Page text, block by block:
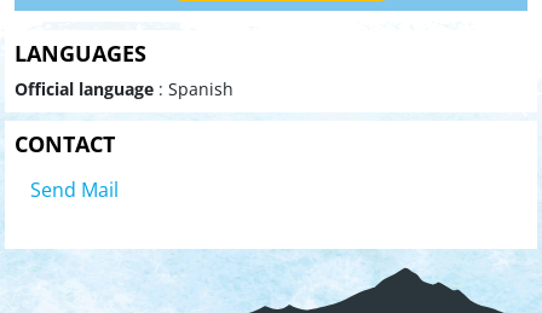
LANGUAGES
Official language : Spanish
CONTACT
Send Mail